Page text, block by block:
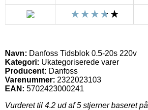
Navn: Danfoss Tidsblok 0.5-20s 220v
Kategori: Ukategoriserede varer
Producent: Danfoss
Varenummer: 2322023103
EAN: 5702423000241
Vurderet til 4.2 ud af 5 stjerner baseret på